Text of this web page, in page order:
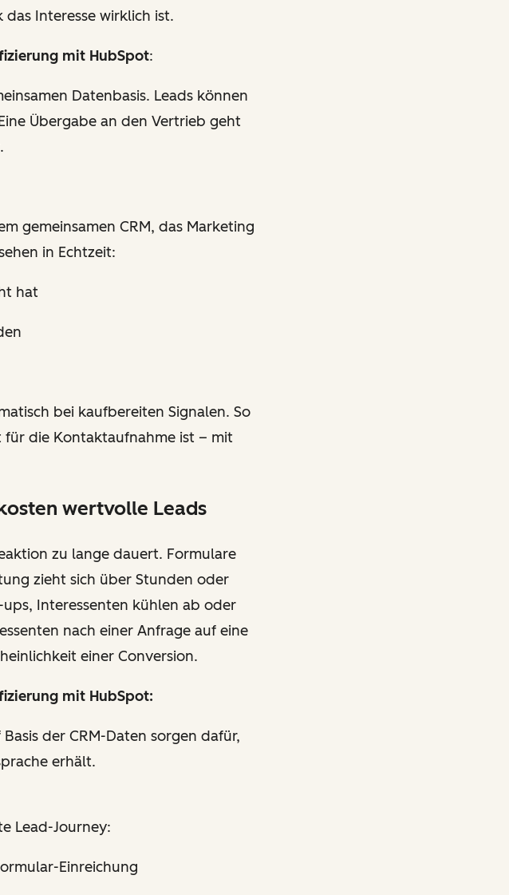
Interesse wirklich ist.
mit HubSpot:
Datenbasis. Leads können
Übergabe an den Vertrieb geht
gemeinsamen CRM, das Marketing
in Echtzeit:
hat
bei kaufbereiten Signalen. So
für die Kontaktaufnahme ist – mit
wertvolle Leads
zu lange dauert. Formulare
zieht sich über Stunden oder
Interessenten kühlen ab oder
nach einer Anfrage auf eine
einer Conversion.
mit HubSpot:
der CRM-Daten sorgen dafür,
erhält.
Lead-Journey:
Einreichung